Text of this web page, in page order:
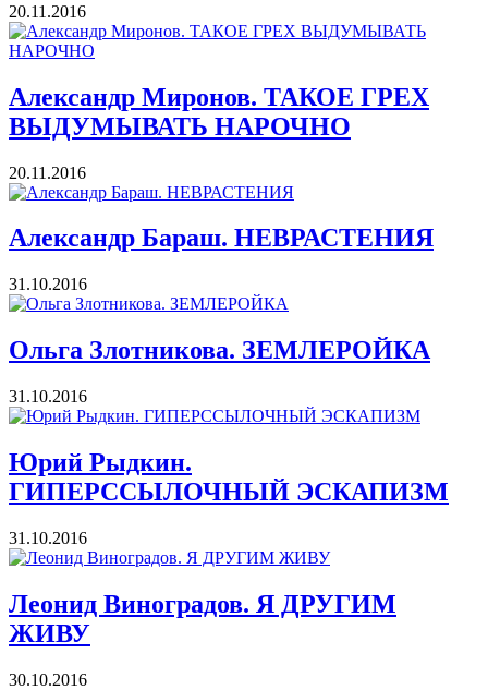
20.11.2016
Александр Миронов. ТАКОЕ ГРЕХ
ВЫДУМЫВАТЬ НАРОЧНО
20.11.2016
Александр Бараш. НЕВРАСТЕНИЯ
31.10.2016
Ольга Злотникова. ЗЕМЛЕРОЙКА
31.10.2016
Юрий Рыдкин.
ГИПЕРССЫЛОЧНЫЙ ЭСКАПИЗМ
31.10.2016
Леонид Виноградов. Я ДРУГИМ
ЖИВУ
30.10.2016